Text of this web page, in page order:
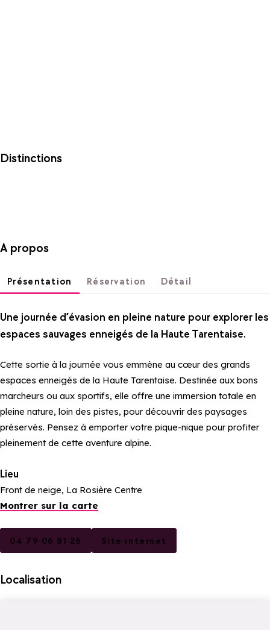
Distinctions
A propos
Présentation Réservation Détail
Une journée d’évasion en pleine nature pour explorer les
espaces sauvages enneigés de la Haute Tarentaise.
Cette sortie à la journée vous emmène au cœur des grands
espaces enneigés de la Haute Tarentaise. Destinée aux bons
marcheurs ou aux sportifs, elle offre une immersion totale en
pleine nature, loin des pistes, pour découvrir des paysages
préservés. Pensez à emporter votre pique-nique pour profiter
pleinement de cette aventure alpine.
Lieu
Front de neige, La Rosière Centre
Montrer sur la carte
04 79 06 81 26 Site internet
Localisation